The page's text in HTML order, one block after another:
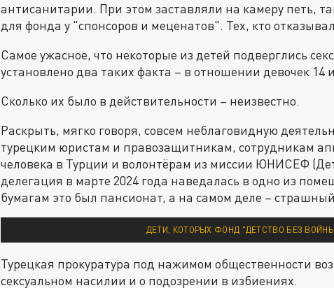
антисанитарии. При этом заставляли на камеру петь,
для фонда у "спонсоров и меценатов". Тех, кто
Самое ужасное, что некоторые из детей подверглись
установлено два таких факта – в отношении девочек 14
Сколько их было в действительности – неизвестно.
Раскрыть, мягко говоря, совсем неблаговидную
турецким юристам и правозащитникам, сотрудникам
человека в Турции и волонтёрам из миссии ЮНИСЕФ
делегация в марте 2024 года наведалась в одно из
бумагам это был пансионат, а на самом деле –
ДЕТИ, КОТОРЫХ ФОНД "ДЕТСТВО БЕЗ
Турецкая прокуратура под нажимом общественности
сексуальном насилии и о подозрении в избиениях.